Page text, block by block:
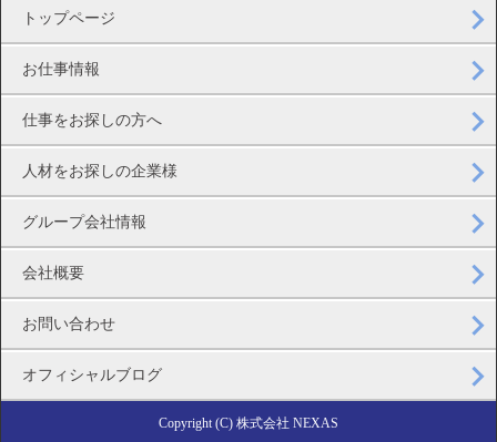
トップページ
お仕事情報
仕事をお探しの方へ
人材をお探しの企業様
グループ会社情報
会社概要
お問い合わせ
オフィシャルブログ
Copyright (C) 株式会社 NEXAS